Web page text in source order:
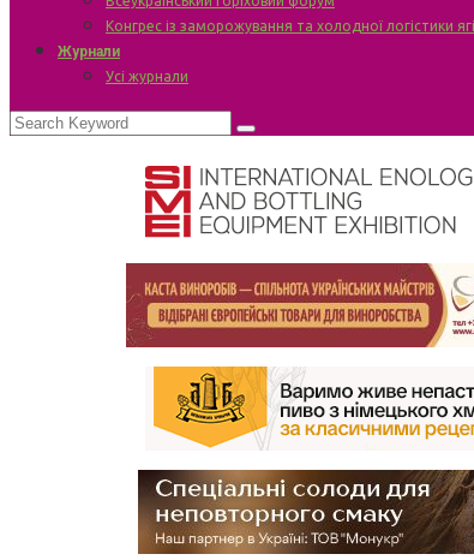
Конгрес із заморожування та холодної логістики
Журнали
Усі журнали